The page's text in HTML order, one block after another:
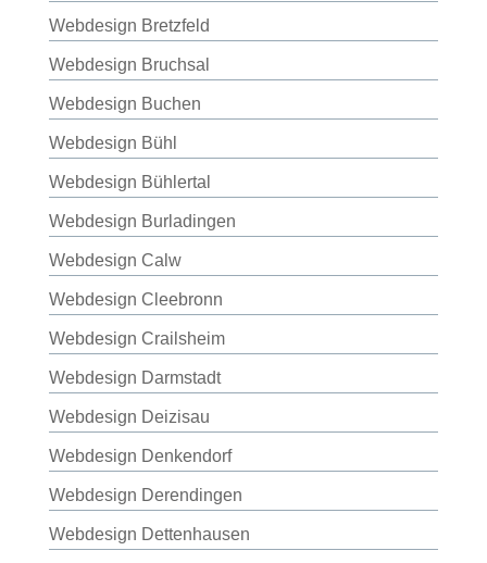
Webdesign Bretzfeld
Webdesign Bruchsal
Webdesign Buchen
Webdesign Bühl
Webdesign Bühlertal
Webdesign Burladingen
Webdesign Calw
Webdesign Cleebronn
Webdesign Crailsheim
Webdesign Darmstadt
Webdesign Deizisau
Webdesign Denkendorf
Webdesign Derendingen
Webdesign Dettenhausen